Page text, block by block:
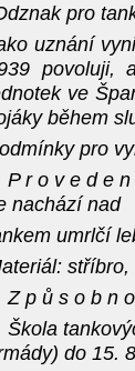
pro
uznání
povoluji,
ve
během
pro
P r o v e d e
nachází nad
umrlčí
Z p ů s o b n
Škola
do 15.